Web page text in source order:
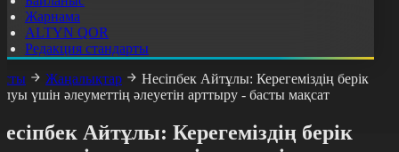
Жарнама
ALTYN QOR
Редакция стандарты
Жаңалықтар
Несіпбек Айтұлы: Керегеміздің берік
үшін әлеуметтің әлеуетін арттыру - басты мақсат
Айтұлы: Керегеміздің берік